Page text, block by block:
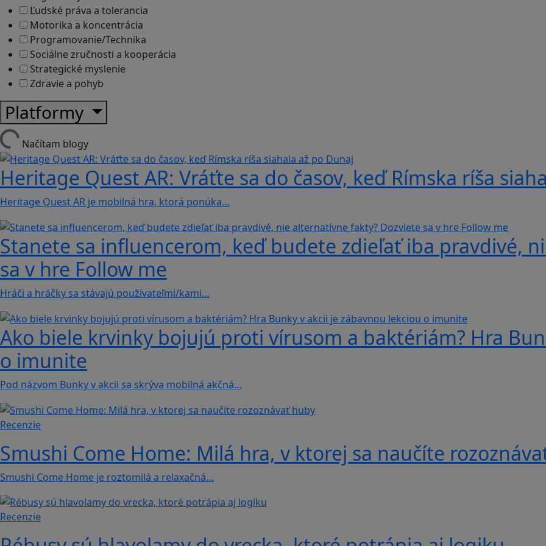
Ľudské práva a tolerancia
Motorika a koncentrácia
Programovanie/Technika
Sociálne zručnosti a kooperácia
Strategické myslenie
Zdravie a pohyb
Platformy
Načítam blogy
Heritage Quest AR: Vráťte sa do časov, keď Rímska ríša
Heritage Quest AR je mobilná hra, ktorá ponúka…
Stanete sa influencerom, keď budete zdieľať iba pravdivé,
sa v hre Follow me
Hráči a hráčky sa stávajú používateľmi/kami…
Ako biele krvinky bojujú proti vírusom a baktériám? Hra
o imunite
Pod názvom Bunky v akcii sa skrýva mobilná akčná…
Recenzie
Smushi Come Home: Milá hra, v ktorej sa naučíte
Smushi Come Home je roztomilá a relaxačná…
Recenzie